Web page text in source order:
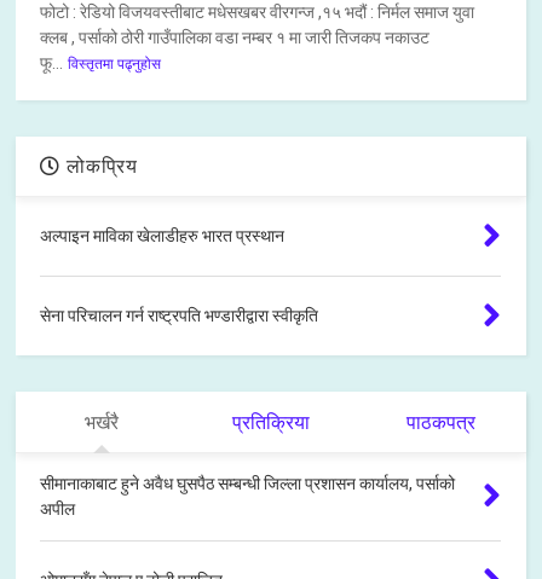
फोटो : रेडियो विजयवस्तीबाट मधेसखबर वीरगन्ज ,१५ भदौं : निर्मल समाज युवा
क्लब , पर्साको ठोरी गाउँपालिका वडा नम्बर १ मा जारी तिजकप नकाउट
फू...
विस्तृतमा पढ्नुहोस
लोकप्रिय
अल्पाइन माविका खेलाडीहरु भारत प्रस्थान
सेना परिचालन गर्न राष्ट्रपति भण्डारीद्वारा स्वीकृति
भर्खरै प्रतिक्रिया पाठकपत्र
सीमानाकाबाट हुने अवैध घुसपैठ सम्बन्धी जिल्ला प्रशासन कार्यालय, पर्साको
अपील